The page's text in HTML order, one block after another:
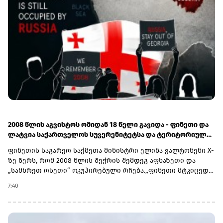
მოძრაობის აკრძალვაზე იმ ტვირთებისთვის, რომლებზეც
შექმნილმა ვითარებამ ყველაზე მეტად იმოქმედა.მისივე
ინფორმაციით, ამ საკითხზე უკვე გაიმართა
კონსულტაციები გერმანიის 16 ფედერალური მიწის
ტრანსპორტის მინისტრებთან და, მისი შეფასებით, ყველა
მათგანი მზად არის საჭიროების შემთხვევაში დროებით
შეაჩეროს შესაბამისი შეზღუდვები.
2008 წლის აგვისტოს ომიდან 18 წელი გავიდა - ფინეთი და
ლატვია საქართველოს სუვერენიტეტსა და ტერიტორიულ
ფინეთის საგარეო საქმეთა მინისტრი ელინა ვალტონენი X-
ზე წერს, რომ 2008 წლის შეჭრის შემდეგ აფხაზეთი და
„სამხრეთ ოსეთი“ ოკუპირებული რჩება.„ფინეთი მტკიცედ
შეასრულოს 2008 წლის ცეცხლის შეწყვეტის შეთანხმებით
ნაკისრი ვალდებულებები“, - აცხადებს
7:40